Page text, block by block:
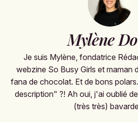
Mylène
Je suis Mylène, fondatrice
webzine So Busy Girls et maman
fana de chocolat. Et de bons
description" ?! Ah oui, j'ai oublié
(très très)